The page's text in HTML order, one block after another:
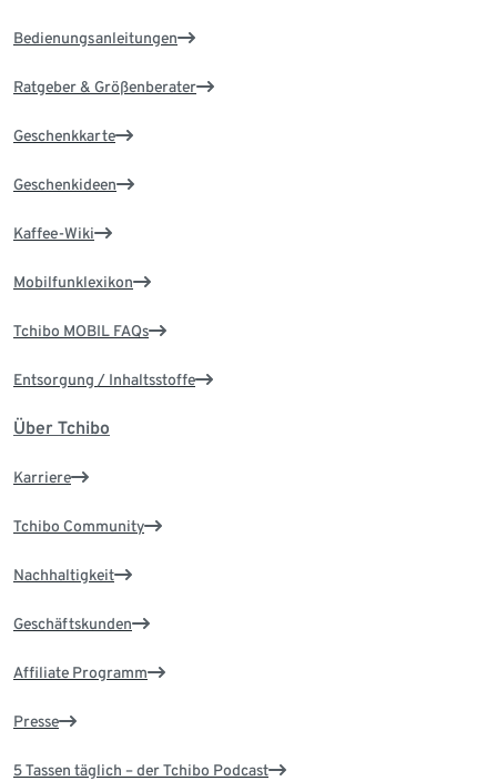
Bedienungsanleitungen
Ratgeber & Größenberater
Geschenkkarte
Geschenkideen
Kaffee-Wiki
Mobilfunklexikon
Tchibo MOBIL FAQs
Entsorgung / Inhaltsstoffe
Über Tchibo
Karriere
Tchibo Community
Nachhaltigkeit
Geschäftskunden
Affiliate Programm
Presse
5 Tassen täglich – der Tchibo Podcast